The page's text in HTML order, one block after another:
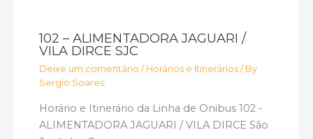
102 – ALIMENTADORA JAGUARI /
VILA DIRCE SJC
Deixe um comentário / Horários e Itinerários / By
Sergio Soares
Horário e Itinerário da Linha de Onibus 102 -
ALIMENTADORA JAGUARI / VILA DIRCE São